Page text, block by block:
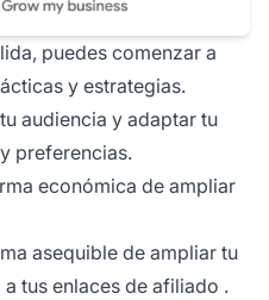
puedes comenzar a
y estrategias.
audiencia y adaptar tu
preferencias.
económica de ampliar
asequible de ampliar tu
tus enlaces de afiliado .